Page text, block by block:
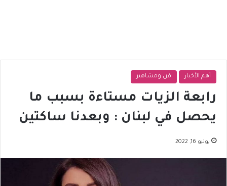
أهم الأخبار فن ومشاهير
رابعة الزيات مستاءة بسبب ما
يحصل في لبنان : وبعدنا ساكتين
يونيو 16, 2022